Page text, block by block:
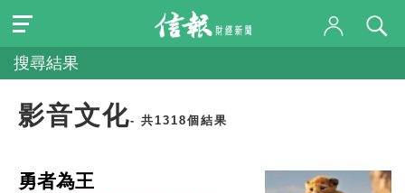
搜尋結果
影音文化- 共1318個結果
勇者為王